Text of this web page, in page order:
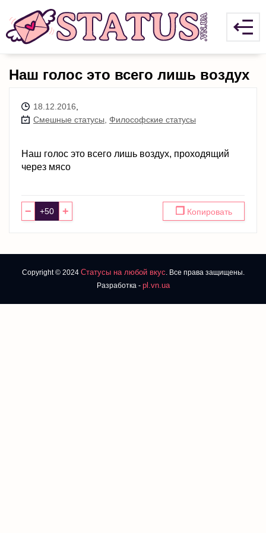
Наш голос это всего лишь воздух
18.12.2016
Смешные статусы Философские статусы
Наш голос это всего лишь воздух, проходящий
через мясо
− + ❐ Копировать
Copyright © 2024 Статусы на любой вкус. Все права защищены.
Разработка - pl.vn.ua